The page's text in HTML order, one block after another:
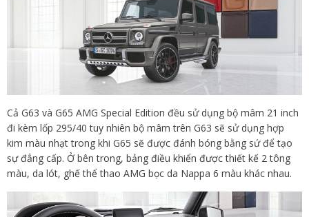
Cả G63 và G65 AMG Special Edition đều sử dụng bộ mâm 21 inch
đi kèm lốp 295/40 tuy nhiên bộ mâm trên G63 sẽ sử dụng hợp
kim màu nhạt trong khi G65 sẽ được đánh bóng bằng sứ để tạo
sự đẳng cấp. Ở bên trong, bảng điều khiển được thiết kế 2 tông
màu, da lót, ghế thể thao AMG bọc da Nappa 6 màu khác nhau.